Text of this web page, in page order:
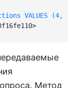
VALUES (4,
Метод